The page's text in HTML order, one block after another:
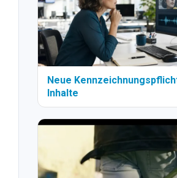
Neue
Inhalte